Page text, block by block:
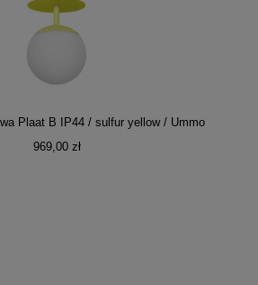
Plaat B IP44 / sulfur yellow / Ummo
969,00 zł